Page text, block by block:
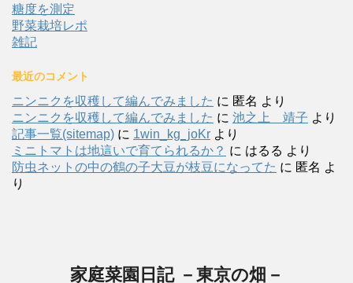
糖度を測定
野菜栽培レポ
雑記
最近のコメント
ニンニクを収穫して編んでみました に 匿名 より
ニンニクを収穫して編んでみました に 池之上 靖子 より
記事一覧(sitemap) に 1win_kg_joKr より
ミニトマトは地這いで育てられるか？ に はるる より
防虫ネットの中の鶴の子大豆が枝豆になってた に 匿名 よ
り
家庭菜園日記 －東京の畑－